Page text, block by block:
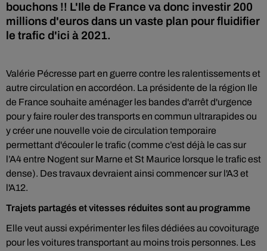
bouchons !! L'Ile de France va donc investir 200
millions d'euros dans un vaste plan pour fluidifier
le trafic d'ici à 2021.
Valérie Pécresse part en guerre contre les ralentissements et
autre circulation en accordéon. La présidente de la région Ile
de France souhaite aménager les bandes d'arrêt d'urgence
pour y faire rouler des transports en commun ultrarapides ou
y créer une nouvelle voie de circulation temporaire
permettant d'écouler le trafic (comme c’est déjà le cas sur
l’A4 entre Nogent sur Marne et St Maurice lorsque le trafic est
dense). Des travaux devraient ainsi commencer sur l'A3 et
l'A12.
Trajets partagés et vitesses réduites sont au programme
Elle veut aussi expérimenter les files dédiées au covoiturage
pour les voitures transportant au moins trois personnes. Les